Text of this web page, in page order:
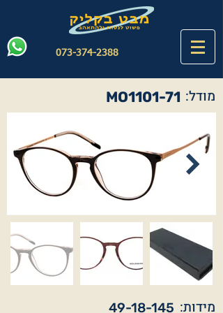
073-374-2388
MO1101-71 מודל:
49-18-145 מידות: